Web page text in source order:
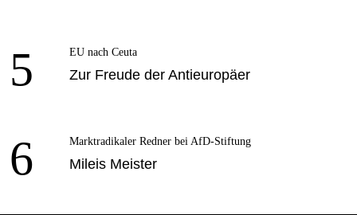
5 EU nach Ceuta
Zur Freude der Antieuropäer
6 Marktradikaler Redner bei AfD-Stiftung
Mileis Meister